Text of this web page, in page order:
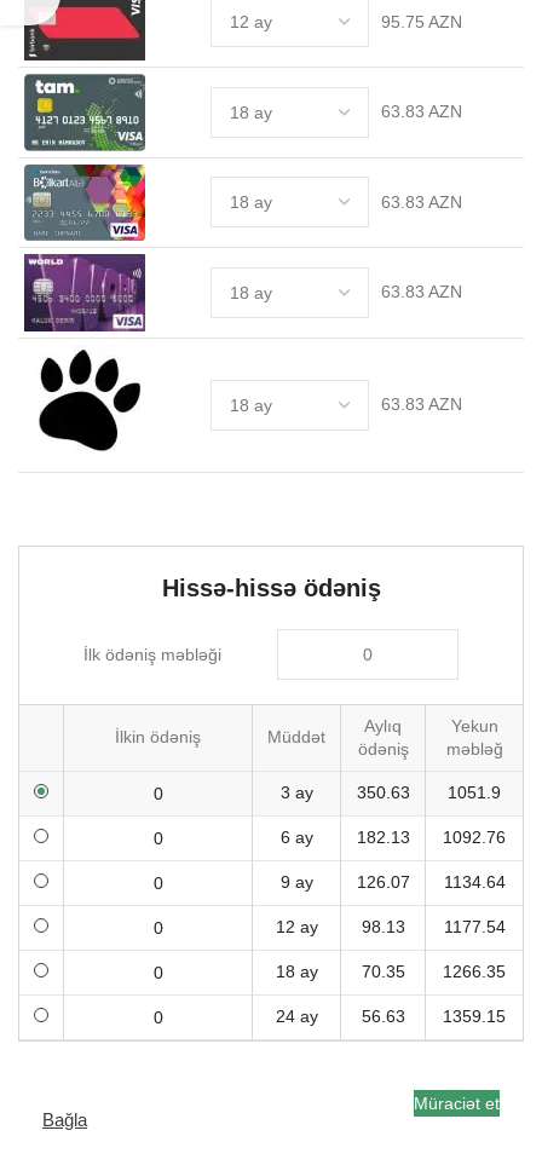
95.75 AZN
63.83 AZN
63.83 AZN
63.83 AZN
63.83 AZN
Hissə-hissə ödəniş
İlk ödəniş məbləği
İlkin ödəniş Müddət
Aylıq
ödəniş
Yekun
məbləğ
3 ay 350.63 1051.9
6 ay 182.13 1092.76
9 ay 126.07 1134.64
12 ay 98.13 1177.54
18 ay 70.35 1266.35
24 ay 56.63 1359.15
Bağla
Müraciət et